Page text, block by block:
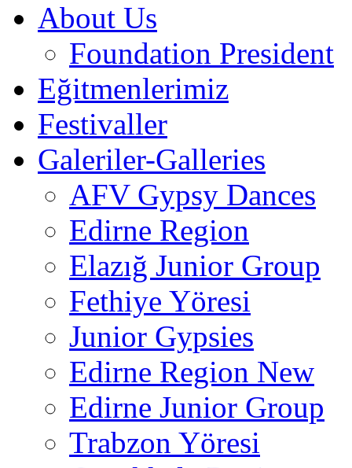
About Us
Foundation President
Eğitmenlerimiz
Festivaller
Galeriler-Galleries
AFV Gypsy Dances
Edirne Region
Elazığ Junior Group
Fethiye Yöresi
Junior Gypsies
Edirne Region New
Edirne Junior Group
Trabzon Yöresi